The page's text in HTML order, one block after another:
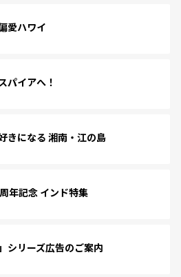
愛ハワイ
パイアへ！
きになる 湘南・江の島
年記念 インド特集
シリーズ広告のご案内